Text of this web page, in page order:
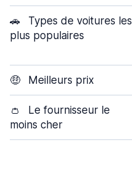
🚗
Types de voitures les
plus populaires
🤑 Meilleurs prix
👛
Le fournisseur le
moins cher